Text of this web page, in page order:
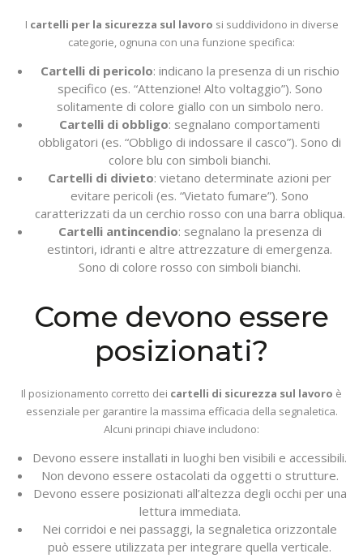
I cartelli per la sicurezza sul lavoro si suddividono in diverse
categorie, ognuna con una funzione specifica:
Cartelli di pericolo: indicano la presenza di un rischio
specifico (es. “Attenzione! Alto voltaggio”). Sono
solitamente di colore giallo con un simbolo nero.
Cartelli di obbligo: segnalano comportamenti
obbligatori (es. “Obbligo di indossare il casco”). Sono di
colore blu con simboli bianchi.
Cartelli di divieto: vietano determinate azioni per
evitare pericoli (es. “Vietato fumare”). Sono
caratterizzati da un cerchio rosso con una barra obliqua.
Cartelli antincendio: segnalano la presenza di
estintori, idranti e altre attrezzature di emergenza.
Sono di colore rosso con simboli bianchi.
Come devono essere
posizionati?
Il posizionamento corretto dei cartelli di sicurezza sul lavoro è
essenziale per garantire la massima efficacia della segnaletica.
Alcuni principi chiave includono:
Devono essere installati in luoghi ben visibili e accessibili.
Non devono essere ostacolati da oggetti o strutture.
Devono essere posizionati all’altezza degli occhi per una
lettura immediata.
Nei corridoi e nei passaggi, la segnaletica orizzontale
può essere utilizzata per integrare quella verticale.